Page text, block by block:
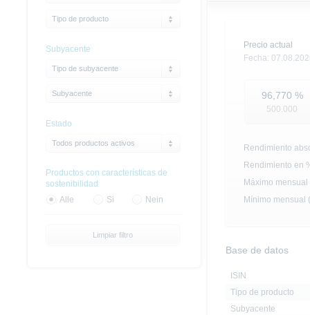
Precio actual
Fecha:
96,770 %
500.000
Rendimiento
Rendimiento en
Máximo mensual
Mínimo mensual
Base de datos
ISIN
Tipo de producto
Subyacente
Tipo de producto
Subyacente
Tipo de subyacente
Subyacente
Estado
Todos productos activos
Productos con características de
sostenibilidad
Alle
Si Nein
Limpiar filtro